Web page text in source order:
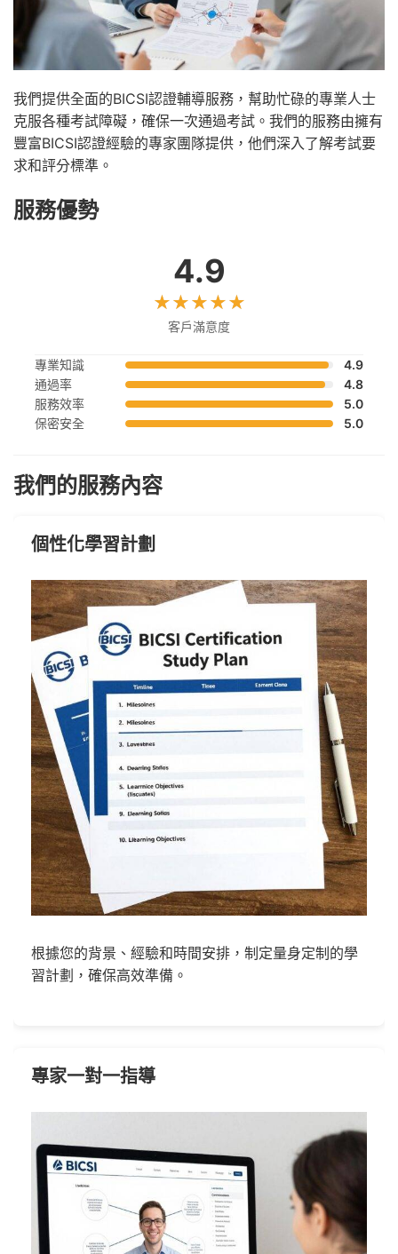
我們提供全面的BICSI認證輔導服務，幫助忙碌的專業人士
克服各種考試障礙，確保一次通過考試。我們的服務由擁有
豐富BICSI認證經驗的專家團隊提供，他們深入了解考試要
求和評分標準。
服務優勢
4.9
客戶滿意度
專業知識
4.9
通過率
4.8
服務效率
5.0
保密安全
5.0
我們的服務內容
個性化學習計劃
根據您的背景、經驗和時間安排，制定量身定制的學
習計劃，確保高效準備。
專家一對一指導